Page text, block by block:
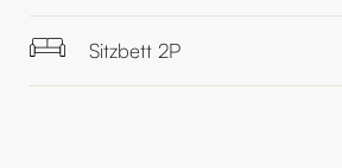
Sitzbett 2P